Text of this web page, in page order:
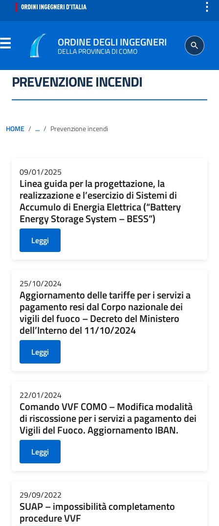
⋮
ORDINE DEGLI INGEGNERI
DELLA PROVINCIA DI COMO
ORDINE
PROFESSIONE
AGGIORNAMENTO PROFESSIONALE
PREVENZIONE INCENDI
HOME ... Prevenzione incendi
09/01/2025
Linea guida per la progettazione, la
realizzazione e l’esercizio di Sistemi di
Accumulo di Energia Elettrica (“Battery
Energy Storage System – BESS”)
Leggi
25/10/2024
Aggiornamento delle tariffe per i servizi a
pagamento resi dal Corpo nazionale dei
vigili del fuoco – Decreto del Ministero
dell’Interno del 11/10/2024
Leggi
22/01/2024
Comando VVF COMO – Modifica modalità
di riscossione per i servizi a pagamento dei
Vigili del Fuoco. Aggiornamento IBAN.
Leggi
29/09/2022
SUAP – impossibilità completamento
procedure VVF